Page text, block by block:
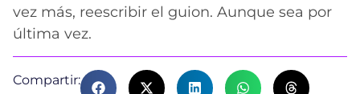
vez más, reescribir el guion. Aunque sea por
última vez.
Compartir: